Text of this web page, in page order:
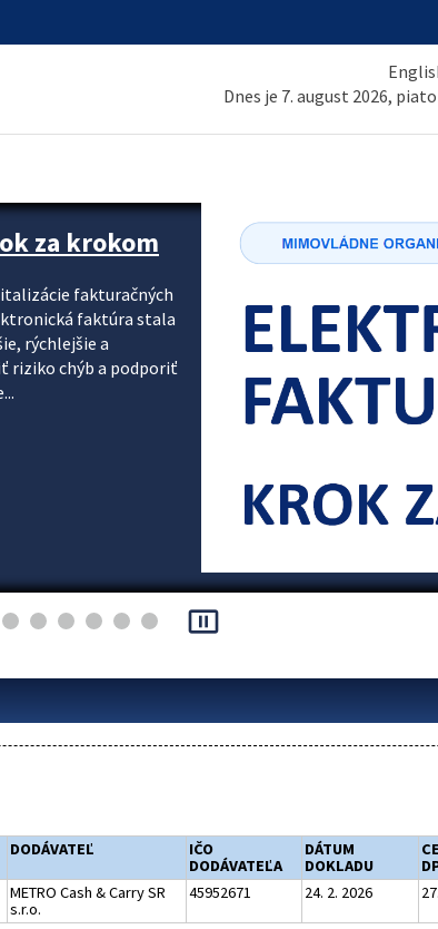
Dnes je 7. august 2026,
za krokom
fakturačných
faktúra stala
rýchlejšie a
riziko chýb a podporiť
pause_presentation
DODÁVATEĽ
IČO
DODÁVATEĽA
DÁTUM
DOKLADU
METRO Cash & Carry SR
s.r.o.
45952671 24. 2. 2026